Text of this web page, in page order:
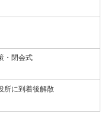
・閉会式
所に到着後解散